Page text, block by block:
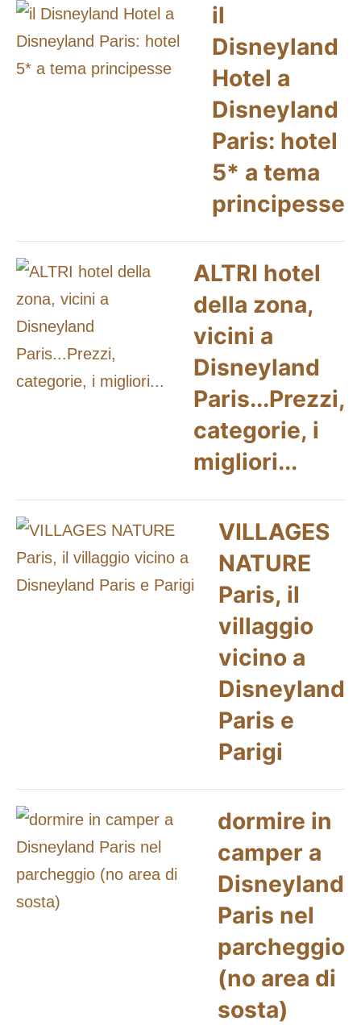
il
Disneyland
Hotel a
Disneyland
Paris: hotel
5* a tema
principesse
ALTRI hotel
della zona,
vicini a
Disneyland
Paris...Prezzi,
categorie, i
migliori...
VILLAGES
NATURE
Paris, il
villaggio
vicino a
Disneyland
Paris e
Parigi
dormire in
camper a
Disneyland
Paris nel
parcheggio
(no area di
sosta)